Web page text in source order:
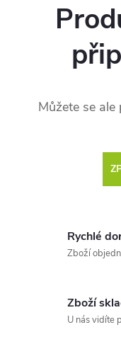
Můžete se
Rychlé
Zboží
Zboží
U nás vidíte